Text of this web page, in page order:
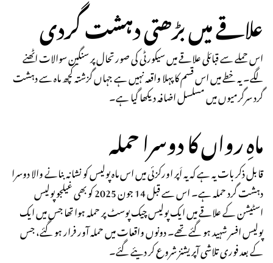
علاقے میں بڑھتی دہشت گردی
اس حملے سے قبائلی علاقے میں سیکورٹی کی صورتحال پر سنگین سوالات اٹھنے
لگے۔ یہ خطے میں اس قسم کا پہلا واقعہ نہیں ہے جہاں گزشتہ کچھ ماہ سے دہشت
گرد سرگرمیوں میں مسلسل اضافہ دیکھا گیا ہے۔
ماہِ رواں کا دوسرا حملہ
قابل ذکر بات یہ ہے کہ یہ اَپر اورکزئی میں اس ماہ پولیس کو نشانہ بنانے والا دوسرا
دہشت گرد حملہ ہے۔ اس سے قبل 14 جون 2025 کو بھی غیلجو پولیس
اسٹیشن کے علاقے میں ایک پولیس چیک پوسٹ پر حملہ ہوا تھا جس میں ایک
پولیس افسر شہید ہو گئے تھے۔ دونوں واقعات میں حملہ آور فرار ہو گئے، جس
کے بعد فوری تلاشی آپریشنز شروع کر دیئے گئے۔